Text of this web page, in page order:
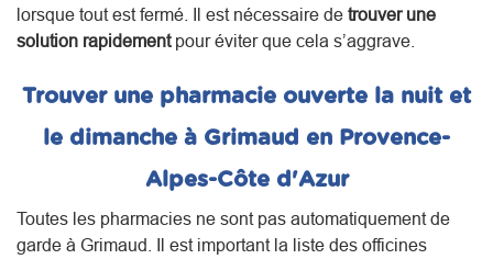
lorsque tout est fermé. Il est nécessaire de trouver une
solution rapidementpour éviter que cela s’aggrave.
Trouver une pharmacie ouverte la nuit et
le dimanche à Grimaud en Provence-
Alpes-Côte d'Azur
Toutes les pharmacies ne sont pas automatiquement de
garde à Grimaud. Il est important la liste des officines